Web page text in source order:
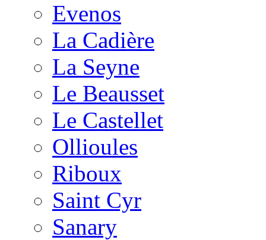
Evenos
La Cadière
La Seyne
Le Beausset
Le Castellet
Ollioules
Riboux
Saint Cyr
Sanary